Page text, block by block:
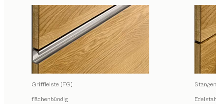
Griffleiste (FG)
flächenbündig